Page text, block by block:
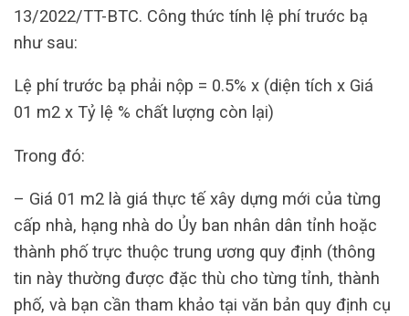
13/2022/TT-BTC. Công thức tính lệ phí trước bạ
như sau:
Lệ phí trước bạ phải nộp = 0.5% x (diện tích x Giá
01 m2 x Tỷ lệ % chất lượng còn lại)
Trong đó:
– Giá 01 m2 là giá thực tế xây dựng mới của từng
cấp nhà, hạng nhà do Ủy ban nhân dân tỉnh hoặc
thành phố trực thuộc trung ương quy định (thông
tin này thường được đặc thù cho từng tỉnh, thành
phố, và bạn cần tham khảo tại văn bản quy định cụ